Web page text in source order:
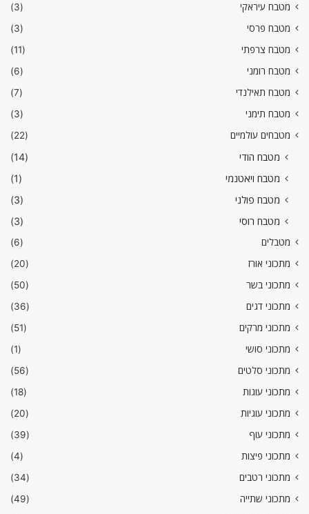
מטבח עיראקי
(3)
מטבח פרסי
(3)
מטבח צרפתי
(11)
מטבח רומני
(6)
מטבח תאילנדי
(7)
מטבח תימני
(3)
מטבחים עולמיים
(22)
מטבח הודי
(14)
מטבח ויאטנמי
(1)
מטבח פולני
(3)
מטבח רוסי
(3)
מטבלים
(6)
מתכוני אורז
(20)
מתכוני בשר
(50)
מתכוני דגים
(36)
מתכוני מרקים
(51)
מתכוני סושי
(1)
מתכוני סלטים
(56)
מתכוני עוגות
(18)
מתכוני עוגיות
(20)
מתכוני עוף
(39)
מתכוני פיצות
(4)
מתכוני רטבים
(34)
מתכוני שתייה
(49)